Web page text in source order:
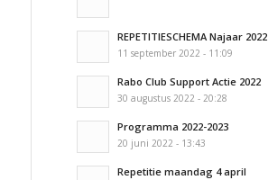
REPETITIESCHEMA Najaar 2022
11 september 2022 - 11:09
Rabo Club Support Actie 2022
30 augustus 2022 - 20:28
Programma 2022-2023
20 juni 2022 - 13:43
Repetitie maandag 4 april